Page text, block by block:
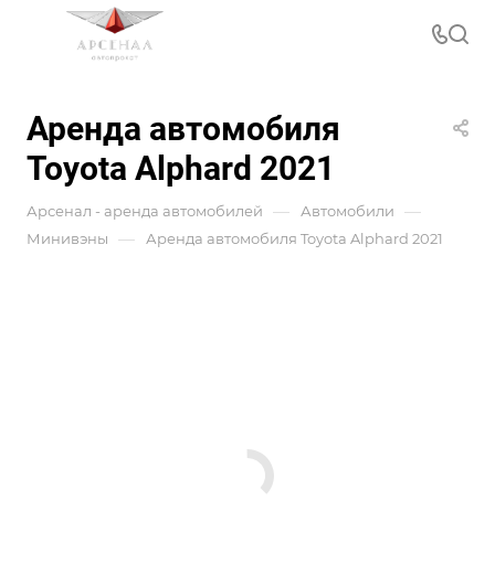
Аренда автомобиля
Toyota Alphard 2021
Арсенал - аренда автомобилей — Автомобили —
Минивэны — Аренда автомобиля Toyota Alphard 2021